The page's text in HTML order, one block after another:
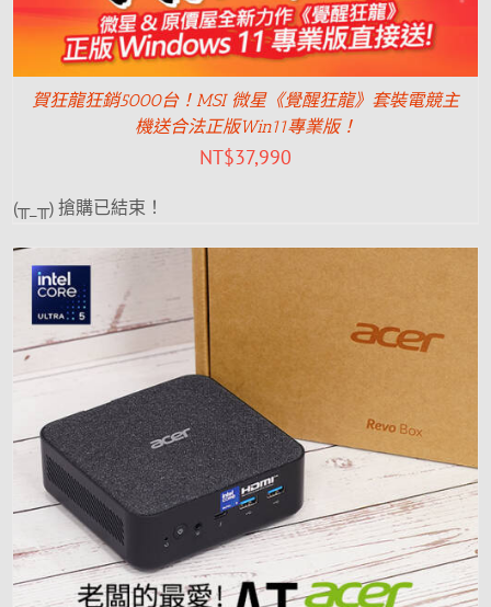
賀狂龍狂銷5000台！MSI 微星《覺醒狂龍》套裝電競主
機送合法正版Win11專業版！
NT$37,990
(╥_╥) 搶購已結束！